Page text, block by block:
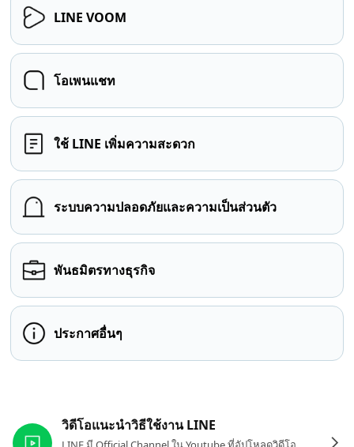
LINE VOOM
โอเพนแชท
ใช้ LINE เพิ่มความสะดวก
ระบบความปลอดภัยและความเป็นส่วนตัว
พันธมิตรทางธุรกิจ
ประกาศอื่นๆ
วิดีโอแนะนำวิธีใช้งาน LINE